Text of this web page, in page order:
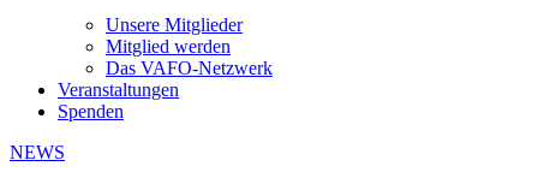
Unsere Mitglieder
Mitglied werden
Das VAFO-Netzwerk
Veranstaltungen
Spenden
NEWS